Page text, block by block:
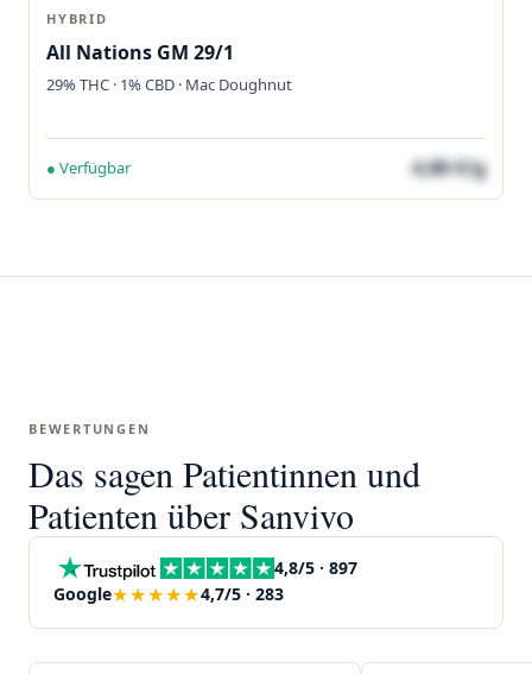
HYBRID
All Nations GM 29/1
29% THC · 1% CBD · Mac Doughnut
● Verfügbar 4,86 €/g
BEWERTUNGEN
Das sagen Patientinnen und
Patienten über Sanvivo
4,8/5 · 897
Google★★★★★4,7/5 · 283